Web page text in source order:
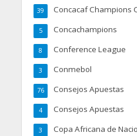
Concacaf Champions
39
Concachampions
5
Conference League
8
Conmebol
3
Consejos Apuestas
76
Consejos Apuestas
4
Copa Africana de
3